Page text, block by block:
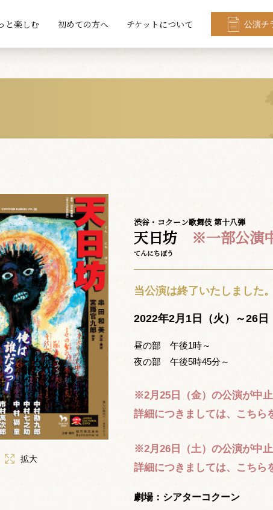
と楽しむ 初めての方へ チケットについて 公演チ
拡大
渋谷・コクーン歌舞伎 第十八弾
天日坊 ※一部公演
てんにちぼう
当公演は終了いたしました。
2022年2月1日（火）～26日
昼の部 午後1時～
夜の部 午後5時45分～
※2月25日（金）の公演が中止
詳細につきましては、こちら
※2月26日（土）の公演が中止
詳細につきましては、こちら
劇場：シアターコクーン